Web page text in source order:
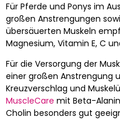
Für Pferde und Ponys im
großen Anstrengungen
übersäuerten Muskeln
Magnesium, Vitamin E, C
Für die Versorgung der
einer großen Anstrengung
Kreuzverschlag und
MuscleCare mit Beta-
Cholin besonders gut